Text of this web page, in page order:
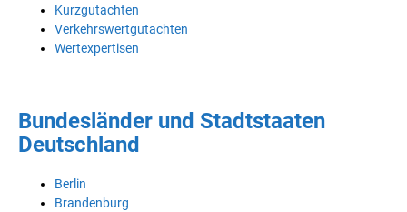
Kurzgutachten
Verkehrswertgutachten
Wertexpertisen
Bundesländer und Stadtstaaten
Deutschland
Berlin
Brandenburg